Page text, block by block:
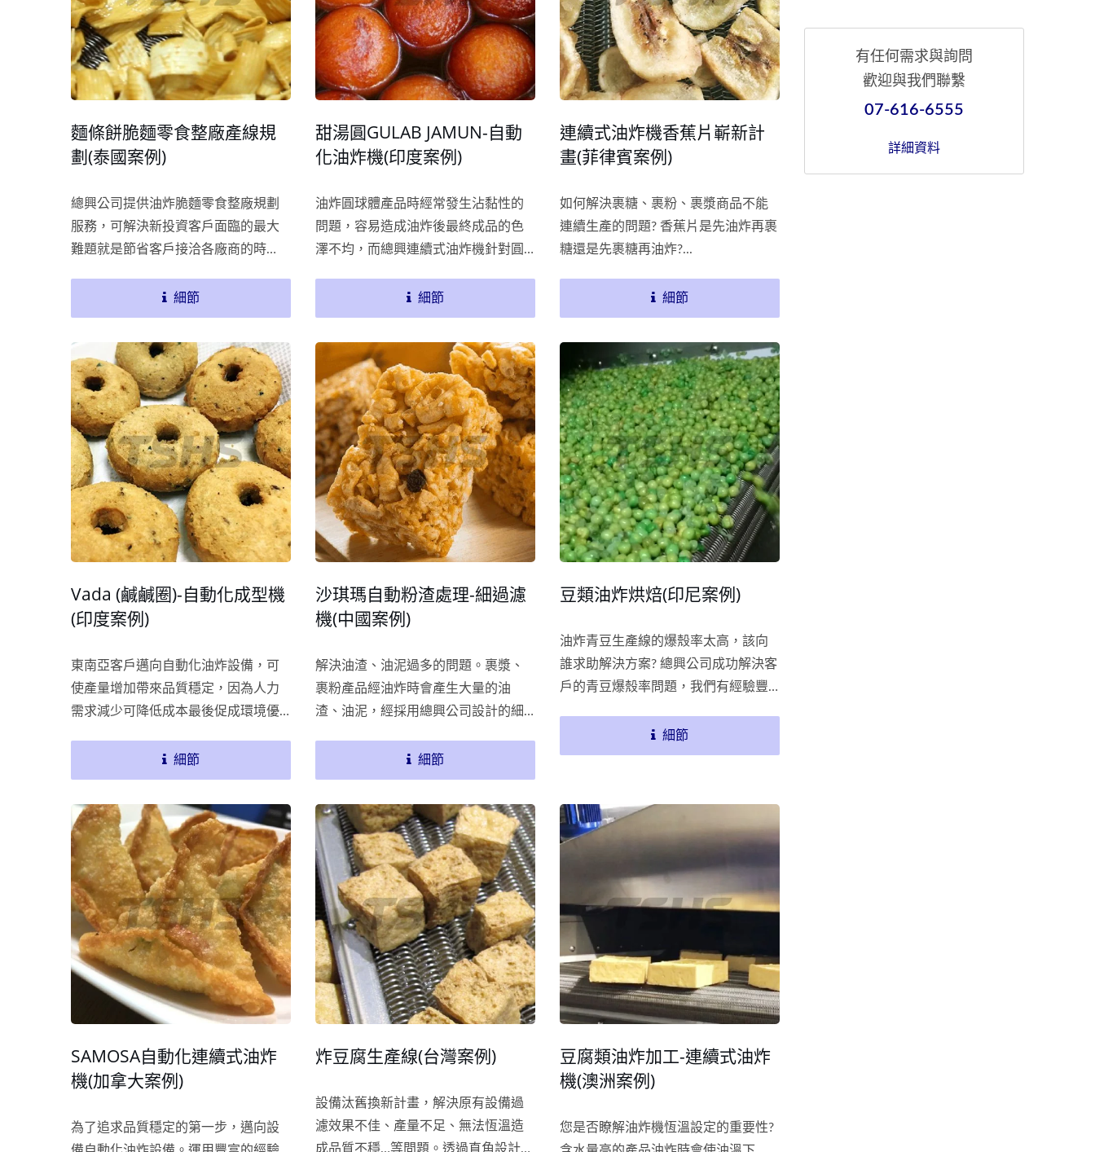
麵條餅脆麵零食整廠產線規
劃(泰國案例)
總興公司提供油炸脆麵零食整廠規劃
服務，可解決新投資客戶面臨的最大
難題就是節省客戶接洽各廠商的時
線設計，總興提供「全國獨家」入料
熱試機服務，讓客戶驗證最終產品是
否符合需求後，再接續出貨流程。尋
找休閒食品生產線整廠規劃的合作夥
伴，總興是您最優先的選擇。
細節
甜湯圓GULAB JAMUN-自動
化油炸機(印度案例)
油炸圓球體產品時經常發生沾黏性的
問題，容易造成油炸後最終成品的色
澤不均，而總興連續式油炸機針對圓
方案，有效解決客戶產品油炸時發生
的沾黏狀況，讓成品色澤達到一致，
生產出最高品質的油炸食品。
細節
連續式油炸機香蕉片嶄新計
畫(菲律賓案例)
如何解決裹糖、裹粉、裹漿商品不能
連續生產的問題? 香蕉片是先油炸再裹
糖還是先裹糖再油炸?...
細節
Vada (鹹鹹圈)-自動化成型機
(印度案例)
東南亞客戶邁向自動化油炸設備，可
使產量增加帶來品質穩定，因為人力
需求減少可降低成本最後促成環境優
形狀，透過擬真技巧客製成型設備，
達到與手作相似度高的成品。
細節
沙琪瑪自動粉渣處理-細過濾
機(中國案例)
解決油渣、油泥過多的問題。裹漿、
裹粉產品經油炸時會產生大量的油
渣、油泥，經採用總興公司設計的細
所產生的油渣、油泥的過濾處理，有
效穩定產品的品質，延長油品壽命，
並使設備損壞率降低。
細節
豆類油炸烘焙(印尼案例)
油炸青豆生產線的爆殼率太高，該向
誰求助解決方案? 總興公司成功解決客
戶的青豆爆殼率問題，我們有經驗豐
解決方案，更能針對客戶的需求提出
最合適的建議。
細節
SAMOSA自動化連續式油炸
機(加拿大案例)
為了追求品質穩定的第一步，邁向設
炸豆腐生產線(台灣案例)
設備汰舊換新計畫，解決原有設備過
濾效果不佳、產量不足、無法恆溫造
成品質不穩…等問題。透過直角設計小
豆腐類油炸加工-連續式油炸
機(澳洲案例)
您是否瞭解油炸機恆溫設定的重要性?
有任何需求與詢問
歡迎與我們聯繫
07-616-6555
詳細資料